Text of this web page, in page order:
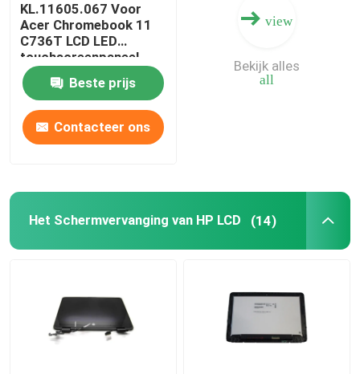
KL.11605.067 Voor
Acer Chromebook 11
C736T LCD LED
touchscreenpaneel
11,6" HD IPS
B116XAK01.0
B116XAK01.2
Beste prijs
Contacteer ons
view
all
Bekijk alles
Het Schermvervanging van HP LCD (14)